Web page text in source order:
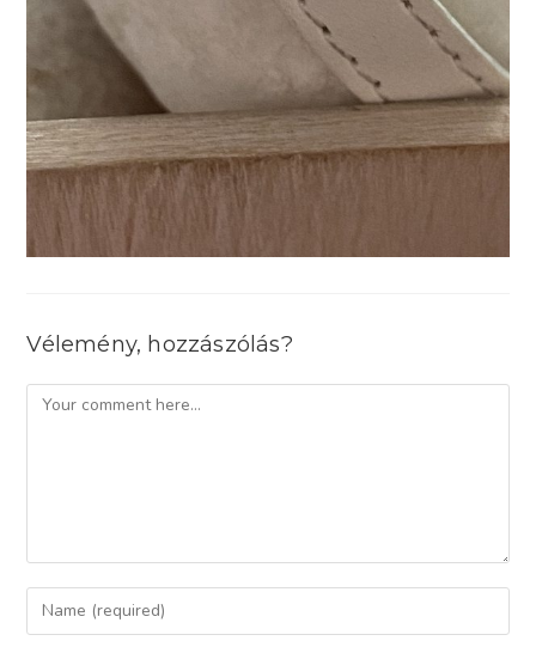
Vélemény, hozzászólás?
Comment
Enter
your